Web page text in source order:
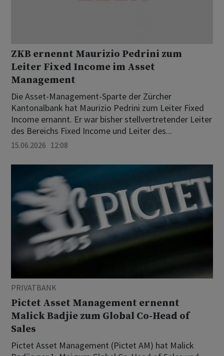
ZKB ernennt Maurizio Pedrini zum
Leiter Fixed Income im Asset
Management
Die Asset-Management-Sparte der Zürcher
Kantonalbank hat Maurizio Pedrini zum Leiter Fixed
Income ernannt. Er war bisher stellvertretender Leiter
des Bereichs Fixed Income und Leiter des...
15.06.2026 12:08
PRIVATBANK
Pictet Asset Management ernennt
Malick Badjie zum Global Co-Head of
Sales
Pictet Asset Management (Pictet AM) hat Malick